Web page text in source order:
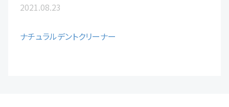
2021.08.23
ナチュラルデントクリーナー